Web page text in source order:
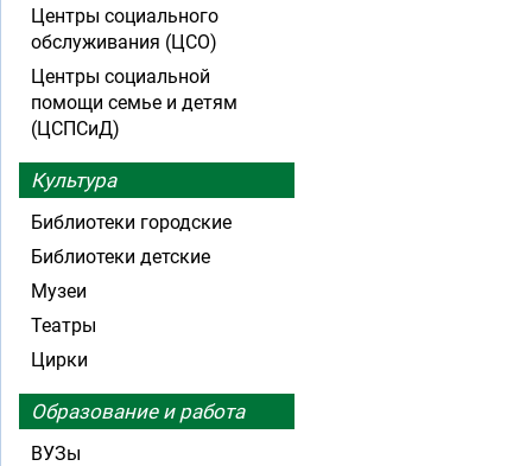
Центры социального
обслуживания (ЦСО)
Центры социальной
помощи семье и детям
(ЦСПСиД)
Культура
Библиотеки городские
Библиотеки детские
Музеи
Театры
Цирки
Образование и работа
ВУЗы